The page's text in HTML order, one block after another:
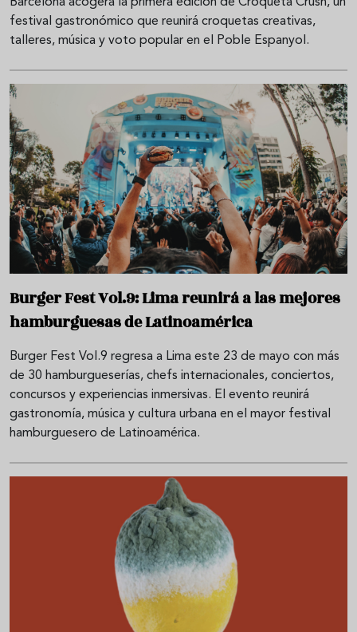
festival gastronómico que reunirá croquetas creativas,
talleres, música y voto popular en el Poble Espanyol.
Burger Fest Vol.9: Lima reunirá a las mejores
hamburguesas de Latinoamérica
Burger Fest Vol.9 regresa a Lima este 23 de mayo con más
de 30 hamburgueserías, chefs internacionales, conciertos,
concursos y experiencias inmersivas. El evento reunirá
gastronomía, música y cultura urbana en el mayor festival
hamburguesero de Latinoamérica.